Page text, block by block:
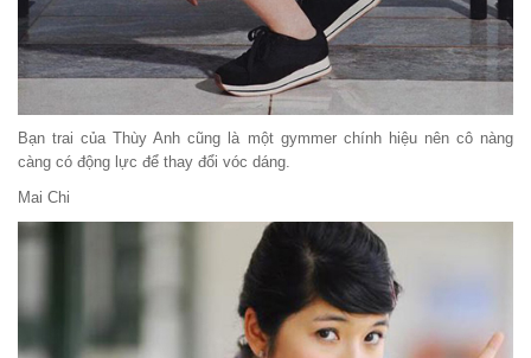
Bạn trai của Thùy Anh cũng là một gymmer chính hiệu nên cô nàng
càng có động lực để thay đổi vóc dáng.
Mai Chi